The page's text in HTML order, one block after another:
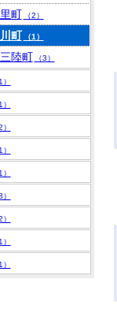
町 （2）
町 （1）
陸町 （3）
）
）
）
）
）
）
）
）
）